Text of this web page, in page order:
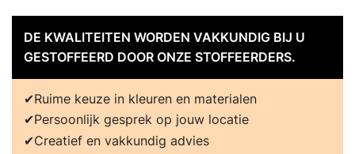
DE KWALITEITEN WORDEN VAKKUNDIG BIJ U
GESTOFFEERD DOOR ONZE STOFFEERDERS.
Ruime keuze in kleuren en materialen
Persoonlijk gesprek op jouw locatie
Creatief en vakkundig advies